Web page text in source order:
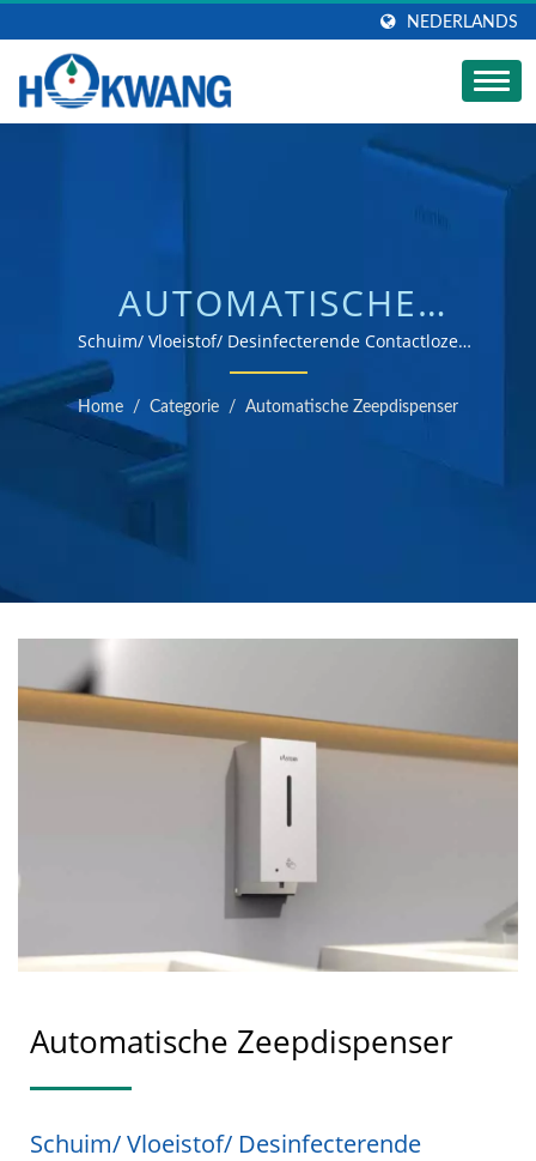
NEDERLANDS
AUTOMATISCHE
ZEEPDISPENSER | RVS
ZEEPDISPENSER
FABRIKANT |
Schuim/ Vloeistof/ Desinfecterende Contactloze
Zeepdispenser / ISO 9001 & 14001 gecertificeerde
handdroger en zeepdispenser fabrikant
Home / Categorie / Automatische Zeepdispenser
Automatische Zeepdispenser
Schuim/ Vloeistof/ Desinfecterende